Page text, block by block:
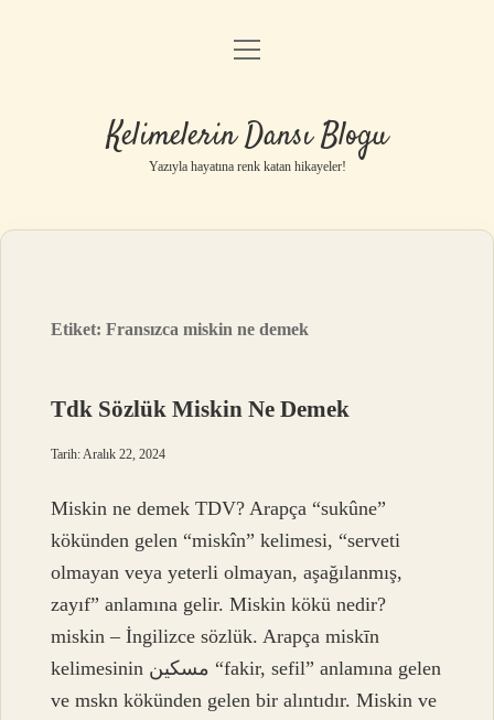
Anasayfa
Yasal Uyarı
menüyü
Kelimelerin Dansı Blogu
Yazıyla hayatına renk katan hikayeler!
Etiket:Fransızca miskin ne demek
Tdk Sözlük Miskin Ne Demek
Tarih: Aralık 22, 2024
Miskin ne demek TDV? Arapça “sukûne”
kökünden gelen “miskîn” kelimesi, “serveti
olmayan veya yeterli olmayan, aşağılanmış,
zayıf” anlamına gelir. Miskin kökü nedir?
miskin – İngilizce sözlük. Arapça miskīn
kelimesinin مسكين “fakir, sefil” anlamına gelen
ve mskn kökünden gelen bir alıntıdır. Miskin ve